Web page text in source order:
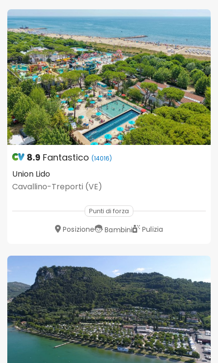
8.9 Fantastico (14016)
Union Lido
Cavallino-Treporti (VE)
Punti di forza
Posizione Bambini Pulizia